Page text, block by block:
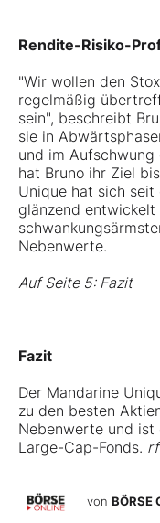
Rendite-Risiko-
"Wir wollen den
regelmäßig
sein", beschreibt
sie in
und im Aufschwung
hat Bruno ihr Ziel
Unique hat sich
glänzend
Nebenwerte.
Auf Seite 5: Fazit
Fazit
Der Mandarine
zu den besten
Nebenwerte und ist
Large-Cap-Fonds. rf
von BÖRSE